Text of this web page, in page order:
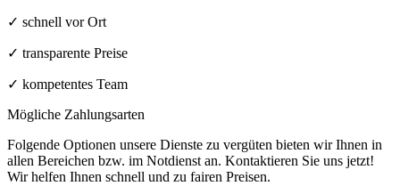
✓ schnell vor Ort
✓ transparente Preise
✓ kompetentes Team
Mögliche Zahlungsarten
Folgende Optionen unsere Dienste zu vergüten bieten wir Ihnen in
allen Bereichen bzw. im Notdienst an. Kontaktieren Sie uns jetzt!
Wir helfen Ihnen schnell und zu fairen Preisen.